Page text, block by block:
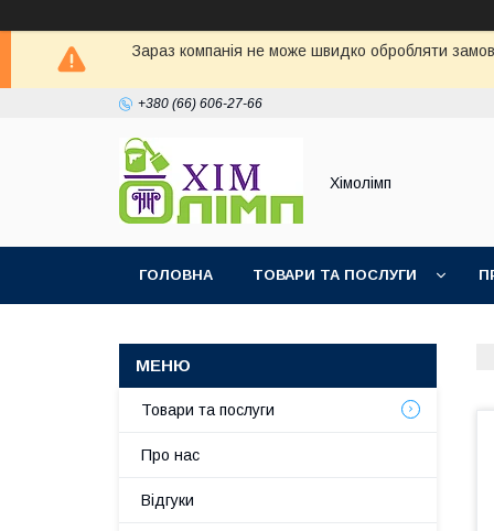
Зараз компанія не може швидко обробляти
+380 (66) 606-27-66
Хімолімп
ГОЛОВНА ТОВАРИ ТА ПОСЛУГИ
Товари та послуги
Про нас
Відгуки